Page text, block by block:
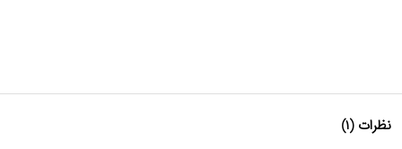
نظرات (۱)